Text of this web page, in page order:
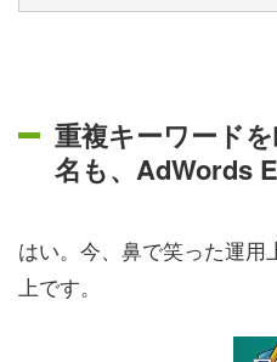
重複キーワード
名も、AdWords
はい。今、鼻で笑った運
上です。